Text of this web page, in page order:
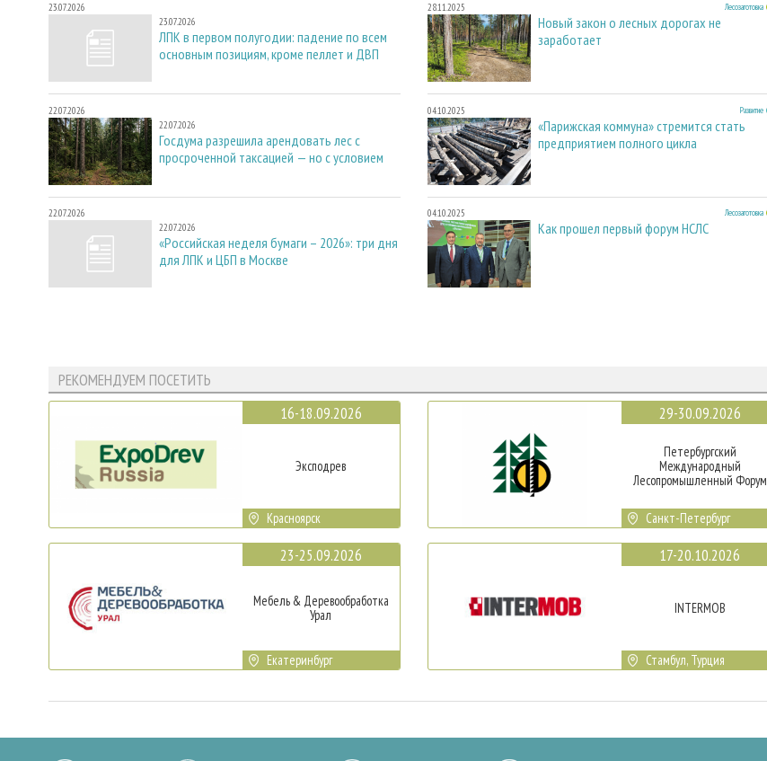
23.07.2026
23.07.2026
ЛПК в первом полугодии: падение по всем
основным позициям, кроме пеллет и ДВП
22.07.2026
22.07.2026
Госдума разрешила арендовать лес с
просроченной таксацией — но с условием
22.07.2026
22.07.2026
«Российская неделя бумаги – 2026»: три дня
для ЛПК и ЦБП в Москве
28.11.2025 Лесозаготовка
Новый закон о лесных дорогах не
заработает
04.10.2025 Развитие
«Парижская коммуна» стремится стать
предприятием полного цикла
04.10.2025 Лесозаготовка
Как прошел первый форум НСЛС
РЕКОМЕНДУЕМ ПОСЕТИТЬ
16-18.09.2026
Эксподрев
Красноярск
23-25.09.2026
Мебель & Деревообработка
Урал
Екатеринбург
29-30.09.2026
Петербургский
Международный
Лесопромышленный Форум
Санкт-Петербург
17-20.10.2026
INTERMOB
Стамбул, Турция